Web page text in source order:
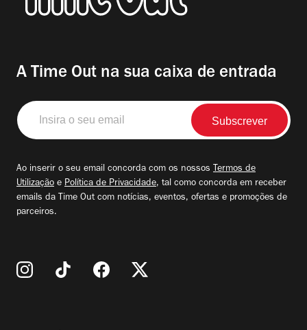
A Time Out na sua caixa de entrada
Insira
o
seu
Ao inserir o seu email concorda com os nossos Termos de
Utilização e Política de Privacidade, tal como concorda em receber
emails da Time Out com notícias, eventos, ofertas e promoções de
parceiros.